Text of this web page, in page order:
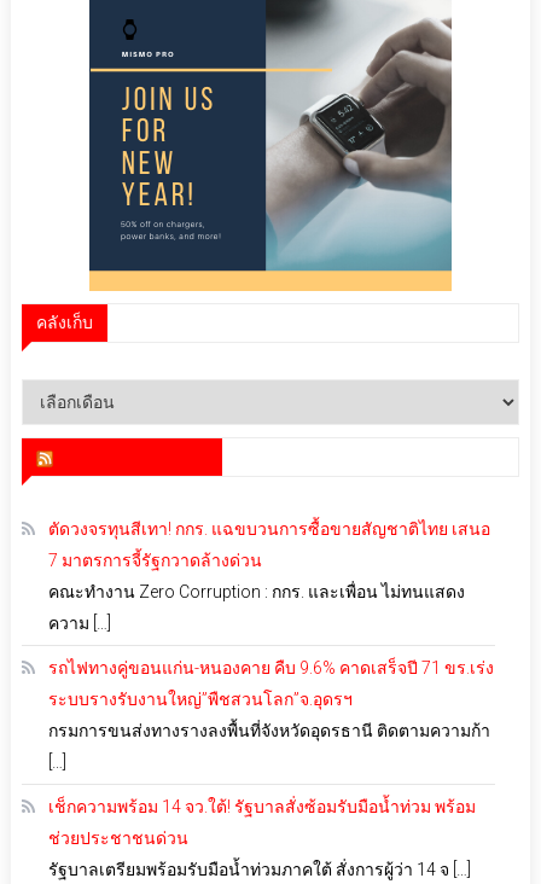
คลังเก็บ
คลัง
ตัดวงจรทุนสีเทา! กกร. แฉขบวนการซื้อขายสัญชาติไทย เสนอ
7 มาตรการจี้รัฐกวาดล้างด่วน
คณะทำงาน Zero Corruption : กกร. และเพื่อน ไม่ทนแสดง
ความ […]
รถไฟทางคู่ขอนแก่น-หนองคาย คืบ 9.6% คาดเสร็จปี 71 ขร.เร่ง
ระบบรางรับงานใหญ่”พืชสวนโลก”จ.อุดรฯ
กรมการขนส่งทางรางลงพื้นที่จังหวัดอุดรธานี ติดตามความก้า
[…]
เช็กความพร้อม 14 จว.ใต้! รัฐบาลสั่งซ้อมรับมือน้ำท่วม พร้อม
ช่วยประชาชนด่วน
รัฐบาลเตรียมพร้อมรับมือน้ำท่วมภาคใต้ สั่งการผู้ว่า 14 จ […]